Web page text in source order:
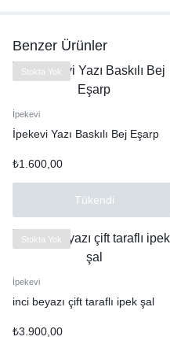
Benzer Ürünler
Stokta Yok
İpekevi
İpekevi Yazı Baskılı Bej Eşarp
₺1.600,00
Tükendi
Stokta Yok
İpekevi
inci beyazı çift taraflı ipek şal
₺3.900,00